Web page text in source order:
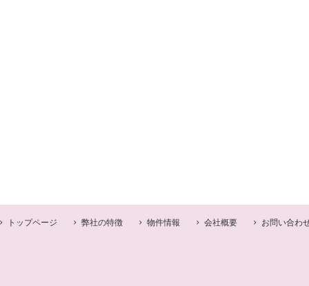
トップページ 弊社の特徴 物件情報 会社概要 お問い合わ